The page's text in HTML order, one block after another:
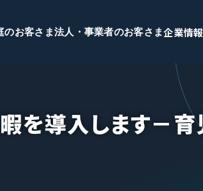
のお客さま法人・事業者のお客さま企業情報
暇を導入します－